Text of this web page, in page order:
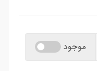
موجود